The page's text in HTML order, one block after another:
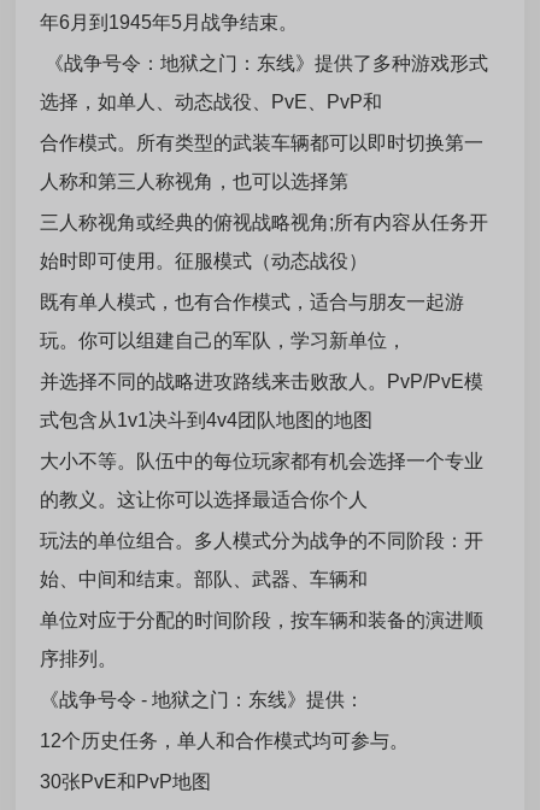
年6月到1945年5月战争结束。
《战争号令：地狱之门：东线》提供了多种游戏形式
选择，如单人、动态战役、PvE、PvP和
合作模式。所有类型的武装车辆都可以即时切换第一
人称和第三人称视角，也可以选择第
三人称视角或经典的俯视战略视角;所有内容从任务开
始时即可使用。征服模式（动态战役）
既有单人模式，也有合作模式，适合与朋友一起游
玩。你可以组建自己的军队，学习新单位，
并选择不同的战略进攻路线来击败敌人。PvP/PvE模
式包含从1v1决斗到4v4团队地图的地图
大小不等。队伍中的每位玩家都有机会选择一个专业
的教义。这让你可以选择最适合你个人
玩法的单位组合。多人模式分为战争的不同阶段：开
始、中间和结束。部队、武器、车辆和
单位对应于分配的时间阶段，按车辆和装备的演进顺
序排列。
《战争号令 - 地狱之门：东线》提供：
12个历史任务，单人和合作模式均可参与。
30张PvE和PvP地图